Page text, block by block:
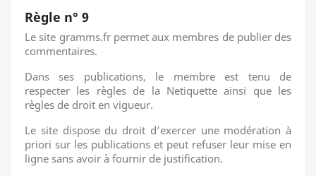
Règle n° 9
Le site gramms.fr permet aux membres de publier des
commentaires.
Dans ses publications, le membre est tenu de
respecter les règles de la Netiquette ainsi que les
règles de droit en vigueur.
Le site dispose du droit d’exercer une modération à
priori sur les publications et peut refuser leur mise en
ligne sans avoir à fournir de justification.